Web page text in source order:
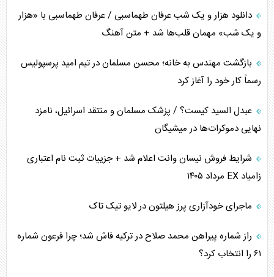
اوکراین بازوی مخرب آمریکا در غرب آسیا
اهمیت راهبردی اردن برای آمریکا
همسویی عربستان با سنتکام علیه متحدان ایران
ترامپ و توهم خلع سلاح حماس
چرا کویت به دنبال شریک امنیتی جدید است؟
اعتراف غرب به قدرت ایران در تثبیت معادلات
خطای راهبردی ترامپ مقابل برزیل
دانلود هزار و یک شب عرفان طهماسبی / عرفان طهماسبی با «هزار
و یک شب» مهمان قلب‌ها شد + متن آهنگ
بازگشت مهندس به خانه؛ محسن مسلمان در تیم امید پرسپولیس
رسماً کار خود را آغاز کرد
عبدل السید کیست؟ / پزشک مسلمان و منتقد اسرائیل، نامزد
نهایی دموکرات‌ها در میشیگان
شرایط فروش نیسان وانت اعلام شد + جزییات ثبت نام اعتباری
زامیاد EX مرداد ۱۴۰۵
ماجرای خودآزاری پرز هیلتون در لایو تیک تاک
راز شماره پیراهن محمد صلاح در ترکیه فاش شد؛ چرا فرعون شماره
۶۱ را انتخاب کرد؟